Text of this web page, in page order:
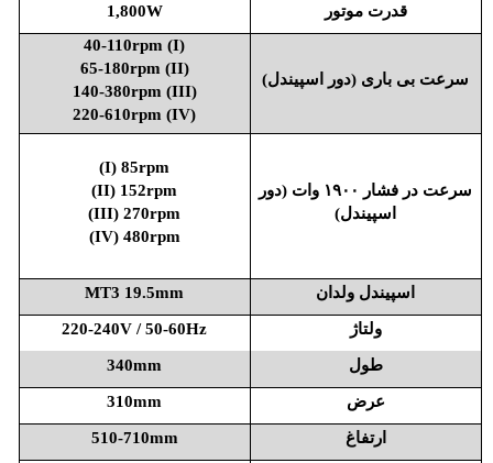
قدرت موتور 1,800W
سرعت بی باری (دور اسپیندل)
(I) 40-110rpm
(II) 65-180rpm
(III) 140-380rpm
(IV) 220-610rpm
سرعت در فشار ۱۹۰۰ وات (دور
اسپیندل)
(I) 85rpm
(II) 152rpm
(III) 270rpm
(IV) 480rpm
اسپیندل ولدان MT3 19.5mm
ولتاژ 220-240V / 50-60Hz
طول 340mm
عرض 310mm
ارتفاغ 510-710mm